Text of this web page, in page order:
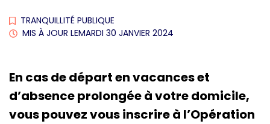
TRANQUILLITÉ PUBLIQUE
MIS À JOUR LEMARDI 30 JANVIER 2024
En cas de départ en vacances et
d’absence prolongée à votre domicile,
vous pouvez vous inscrire à l’Opération